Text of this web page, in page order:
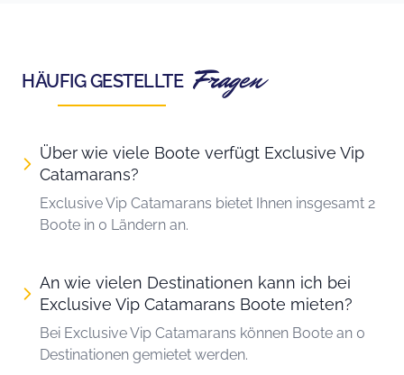
HÄUFIG GESTELLTE Fragen
Über wie viele Boote verfügt Exclusive Vip
Catamarans?
Exclusive Vip Catamarans bietet Ihnen insgesamt 2
Boote in 0 Ländern an.
An wie vielen Destinationen kann ich bei
Exclusive Vip Catamarans Boote mieten?
Bei Exclusive Vip Catamarans können Boote an 0
Destinationen gemietet werden.